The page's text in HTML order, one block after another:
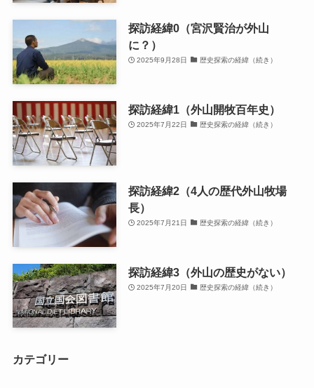
探訪経緯0（宮沢賢治が外山
に？）
2025年9月28日 歴史探索の経緯（続き）
探訪経緯1（外山開牧百年史）
2025年7月22日 歴史探索の経緯（続き）
探訪経緯2（4人の歴代外山牧場
長）
2025年7月21日 歴史探索の経緯（続き）
探訪経緯3（外山の歴史がない）
2025年7月20日 歴史探索の経緯（続き）
カテゴリー